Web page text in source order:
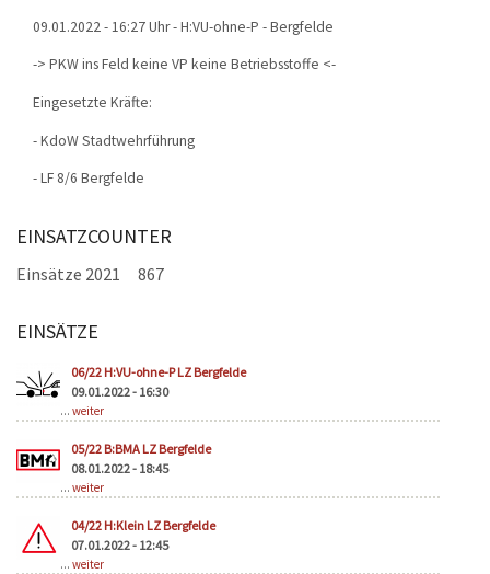
09.01.2022 - 16:27 Uhr - H:VU-ohne-P - Bergfelde
-> PKW ins Feld keine VP keine Betriebsstoffe <-
Eingesetzte Kräfte:
- KdoW Stadtwehrführung
- LF 8/6 Bergfelde
EINSATZCOUNTER
Einsätze 2021 867
EINSÄTZE
06/22 H:VU-ohne-P LZ Bergfelde
09.01.2022 - 16:30
... weiter
05/22 B:BMA LZ Bergfelde
08.01.2022 - 18:45
... weiter
04/22 H:Klein LZ Bergfelde
07.01.2022 - 12:45
... weiter
Seiten